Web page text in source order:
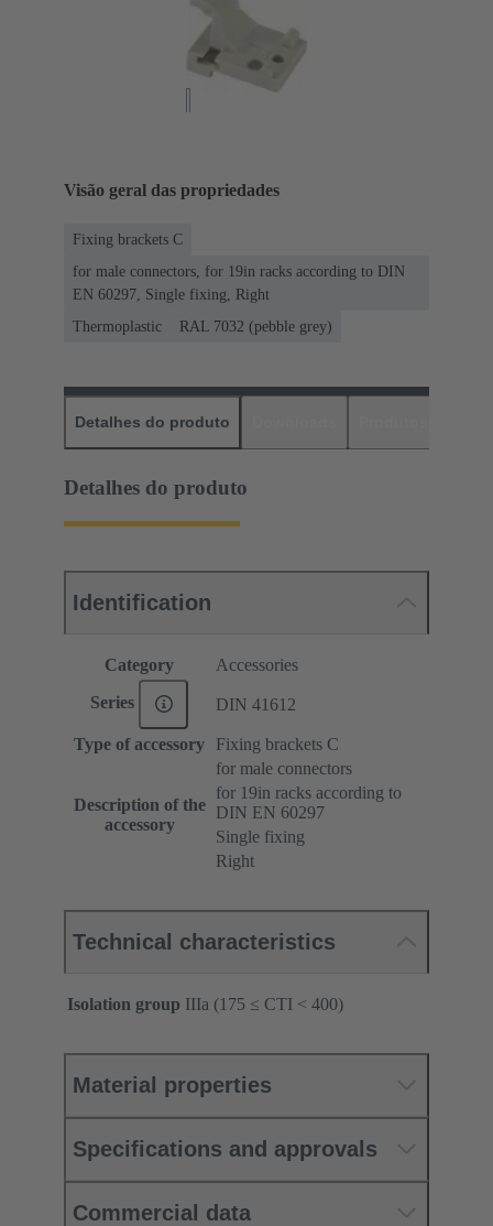
Visão geral das propriedades
Fixing brackets C
for male connectors, for 19in racks according to DIN
EN 60297, Single fixing, Right
Thermoplastic
RAL 7032 (pebble grey)
Detalhes do produto
Detalhes do produto
Identification
Category Accessories
Series DIN 41612
Type of accessory Fixing brackets C
Description of the
accessory
for male connectors
for 19in racks according to
DIN EN 60297
Single fixing
Right
Technical characteristics
Isolation group IIIa (175 ≤ CTI < 400)
Material properties
Specifications and approvals
Commercial data